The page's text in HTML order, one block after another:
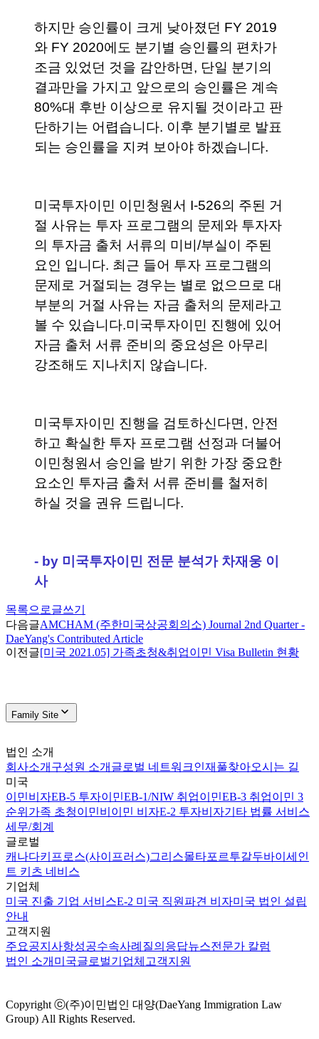
하지만 승인률이 크게 낮아졌던 FY 2019
와 FY 2020에도 분기별 승인률의 편차가
조금 있었던 것을 감안하면, 단일 분기의
결과만을 가지고 앞으로의 승인률은 계속
80%대 후반 이상으로 유지될 것이라고 판
단하기는 어렵습니다. 이후 분기별로 발표
되는 승인률을 지켜 보아야 하겠습니다.
미국투자이민 이민청원서 I-526의 주된 거
절 사유는 투자 프로그램의 문제와 투자자
의 투자금 출처 서류의 미비/부실이 주된
요인 입니다. 최근 들어 투자 프로그램의
문제로 거절되는 경우는 별로 없으므로 대
부분의 거절 사유는 자금 출처의 문제라고
볼 수 있습니다.미국투자이민 진행에 있어
자금 출처 서류 준비의 중요성은 아무리
강조해도 지나치지 않습니다.
미국투자이민 진행을 검토하신다면, 안전
하고 확실한 투자 프로그램 선정과 더불어
이민청원서 승인을 받기 위한 가장 중요한
요소인 투자금 출처 서류 준비를 철저히
하실 것을 권유 드립니다.
- by 미국투자이민 전문 분석가 차재웅 이
사
목록으로글쓰기
다음글AMCHAM (주한미국상공회의소) Journal 2nd Quarter -
DaeYang's Contributed Article
이전글[미국 2021.05] 가족초청&취업이민 Visa Bulletin 현황
Family Site
법인 소개
회사소개 구성원 소개 글로벌 네트워크인재풀찾아오시는 길
미국
이민비자EB-5 투자이민EB-1/NIW 취업이민EB-3 취업이민 3
순위 가족 초청이민비이민 비자E-2 투자비자기타 법률 서비스
세무/회계
글로벌
캐나다키프로스(사이프러스)그리스몰타포르투갈두바이 세인
트 키츠 네비스
기업체
미국 진출 기업 서비스E-2 미국 직원파견 비자미국 법인 설립
안내
고객지원
주요공지사항성공수속사례 질의응답뉴스전문가 칼럼
법인 소개 미국글로벌기업체 고객지원
Copyright ⓒ(주)이민법인 대양(DaeYang Immigration Law
Group) All Rights Reserved.